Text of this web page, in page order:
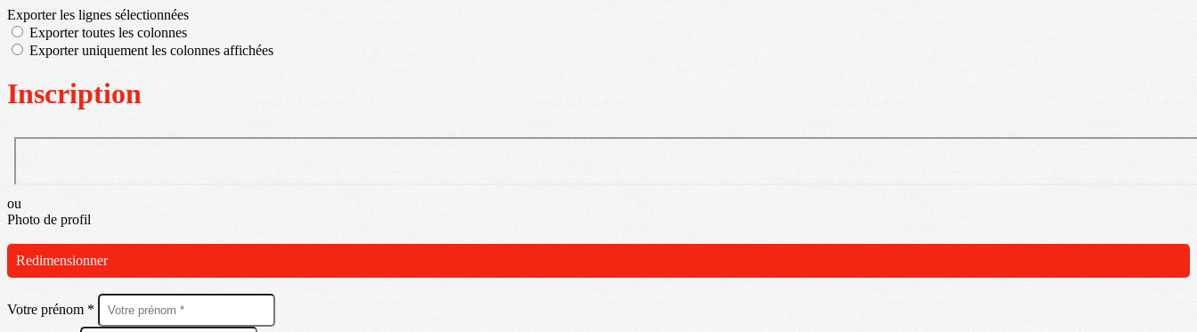
Exporter les lignes sélectionnées
Exporter toutes les colonnes
Exporter uniquement les colonnes affichées
Inscription
ou
Photo de profil
Redimensionner
Votre prénom *